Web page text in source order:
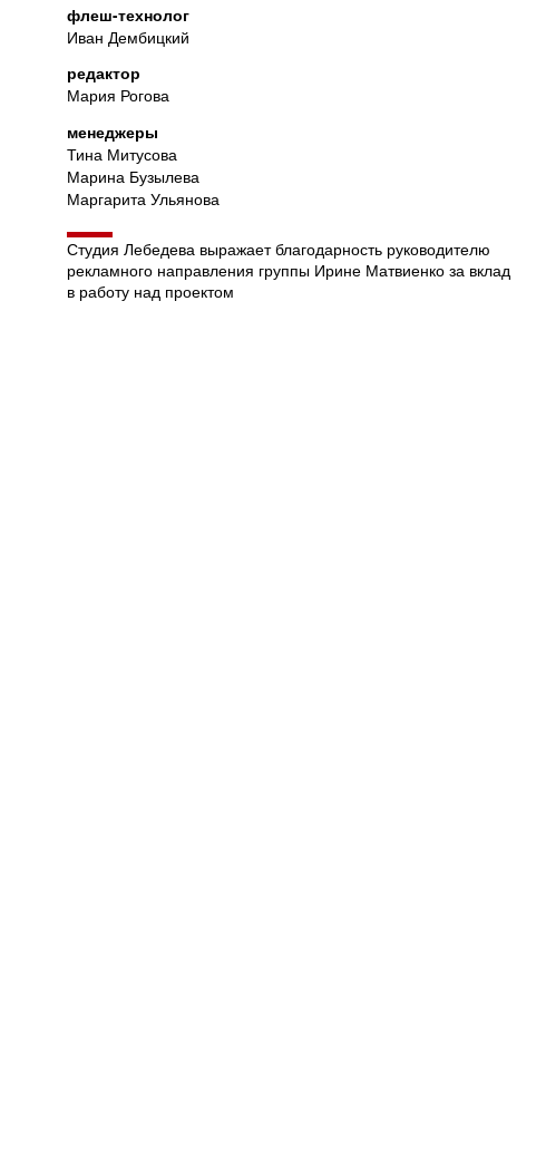
флеш-технолог
Иван Дембицкий
редактор
Мария Рогова
менеджеры
Тина Митусова
Марина Бузылева
Маргарита Ульянова
Студия Лебедева выражает благодарность руководителю
рекламного направления группы Ирине Матвиенко за вклад
в работу над проектом